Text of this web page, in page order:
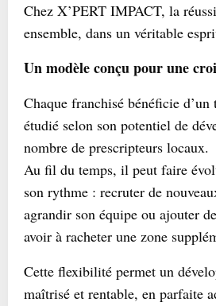
Chez X’PERT IMPACT, la
ensemble, dans un véritable
Un modèle conçu pour une
Chaque franchisé bénéficie
étudié selon son potentiel de
nombre de prescripteurs locaux.
Au fil du temps, il peut faire
son rythme : recruter de
agrandir son équipe ou ajouter
avoir à racheter une zone
Cette flexibilité permet un
maîtrisé et rentable, en parfaite